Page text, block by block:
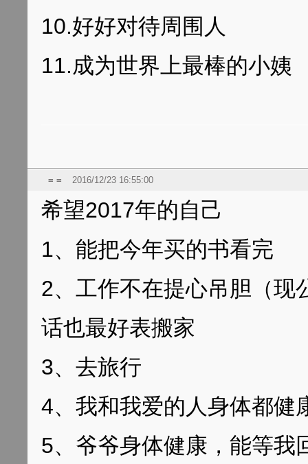
10.好好对待周围人
11.成为世界上最棒的小姨
= = 2016/12/23 16:55:00
希望2017年的自己
1、能把今年买的书看完
2、工作不在提心吊胆（现
话也最好表搬家
3、去旅行
4、我和我爱的人身体都健
5、爷爷身体健康，能等我